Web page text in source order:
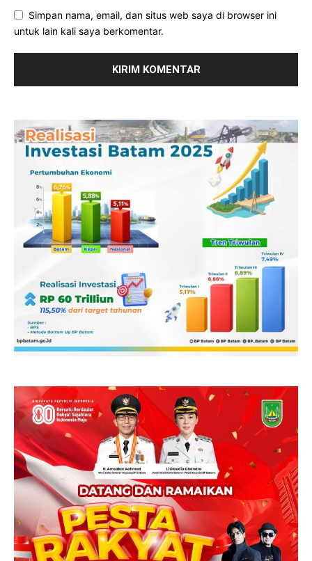
Simpan nama, email, dan situs web saya di browser ini
untuk lain kali saya berkomentar.